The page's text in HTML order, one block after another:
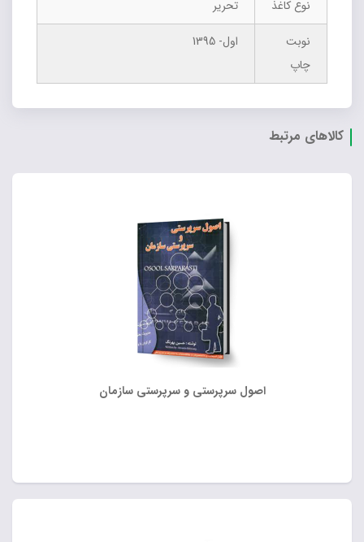
نوع کاغذ
تحریر
نوبت
چاپ
اول- 1395
کالاهای مرتبط
اصول سرپرستی و سرپرستی سازمان